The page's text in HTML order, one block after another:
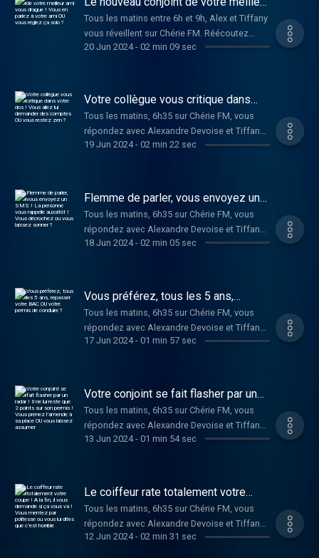
ami vous drague ! Vous en parlez à
votre ami OU vous réglez ça solo ?
Tous les matins entre 6h et 9h, Alex et Tiffany
vous réveillent sur Chérie FM. Réécoutez
l'émission ici avec le 6h/9h.
20 Jun 2024- 02 min 09 sec
Votre collègue vous critique dans
votre dos ! Vous allez lui demander
des comptes OU vous restez zen ?
Tous les matins, 6h35 sur Chérie FM, vous
répondez avec Alexandre Devoise et Tiffany
Bonvoisin au Dilemme de Dimitri !
19 Jun 2024- 02 min 22 sec
Flemme de parler, vous envoyez un
SMS ! La personne vous rappelle
aussitôt ! Vous décrochez ou vous
laissez sonner ?
Tous les matins, 6h35 sur Chérie FM, vous
répondez avec Alexandre Devoise et Tiffany
Bonvoisin au Dilemme de Dimitri !
18 Jun 2024- 02 min 05 sec
Vous préférez, tous les 5 ans,
repasser votre BAC OU votre permis
de conduire ?
Tous les matins, 6h35 sur Chérie FM, vous
répondez avec Alexandre Devoise et Tiffany
Bonvoisin au Dilemme de Dimitri !
17 Jun 2024- 01 min 57 sec
Votre conjoint se fait flasher par un
radar ! Il ne lui reste que 2 points sur
son permis ! Vous prenez l’amende à
sa place OU vous laissez assumer
Tous les matins, 6h35 sur Chérie FM, vous
répondez avec Alexandre Devoise et Tiffany
Bonvoisin au Dilemme de Dimitri !
13 Jun 2024- 01 min 54 sec
Le coiffeur rate totalement votre
coupe ! A la fin, il vous demande si
ça vous va ! Vous mentez par
politesse ou vous lui dites que c’est
horrible
Tous les matins, 6h35 sur Chérie FM, vous
répondez avec Alexandre Devoise et Tiffany
Bonvoisin au Dilemme de Dimitri !
12 Jun 2024- 02 min 31 sec